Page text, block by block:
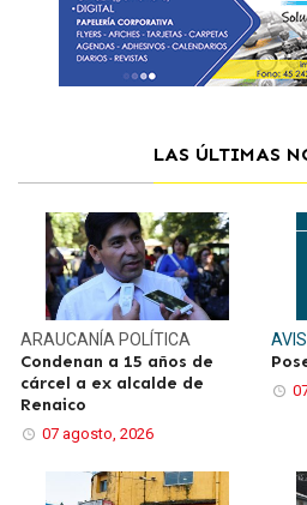
LAS ÚLTIMAS
ARAUCANÍA POLÍTICA
Condenan a 15 años de
cárcel a ex alcalde de
Renaico
07 agosto, 2026